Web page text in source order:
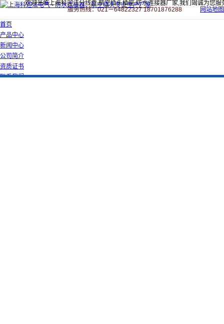
欢迎光临上海科迎法分线盒,航空插头插座,防水连接器厂家,我们竭诚为您服
服务热线：021－64822327 18701876288
网站地图
首页
产品中心
新闻中心
公司简介
资质证书
联系我们